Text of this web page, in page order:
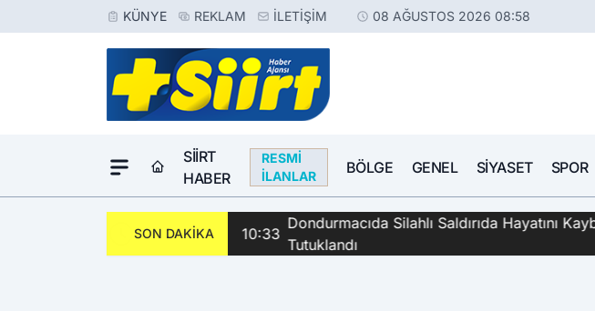
KÜNYE REKLAM İLETIŞIM 08 AĞUSTOS 2026 08:58
SIIRT
HABER
RESMI
İLANLAR
BÖLGE GENEL SIYASET SPOR
SON DAKİKA 10:33
Dondurmacıda Silahlı Saldırıda Hayatını
Tutuklandı